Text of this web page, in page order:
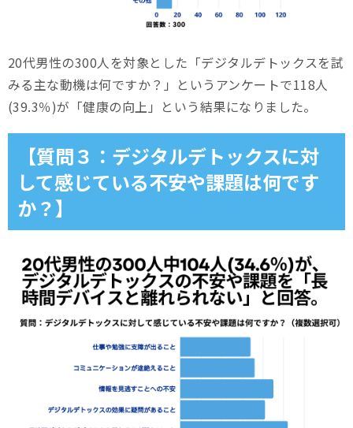
20代男性の300人を対象とした「デジタルデトックスを試
みる主な動機は何ですか？」というアンケートで118人
(39.3％)が「健康の向上」という結果になりました。
【質問３：デジタルデトックスに対
して感じている不安や課題は何です
か？】